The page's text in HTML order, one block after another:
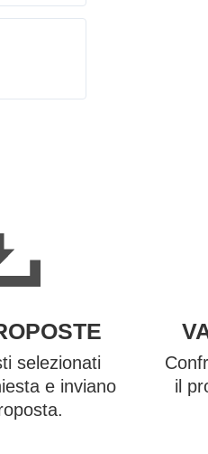
selezionati
e inviano
il